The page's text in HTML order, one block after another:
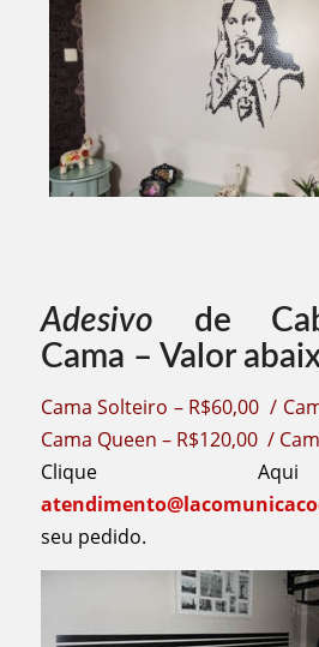
Adesivo de
Cama – Valor
Cama Solteiro – R$60,00 /
Cama Queen – R$120,00 /
Clique
seu pedido.